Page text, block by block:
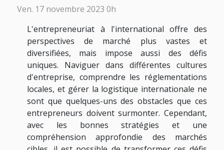
Ven. 17 novembre 2023 0h
L'entrepreneuriat à l'international offre des
perspectives de marché plus vastes et
diversifiées, mais impose aussi des défis
uniques. Naviguer dans différentes cultures
d'entreprise, comprendre les réglementations
locales, et gérer la logistique internationale ne
sont que quelques-uns des obstacles que ces
entrepreneurs doivent surmonter. Cependant,
avec les bonnes stratégies et une
compréhension approfondie des marchés